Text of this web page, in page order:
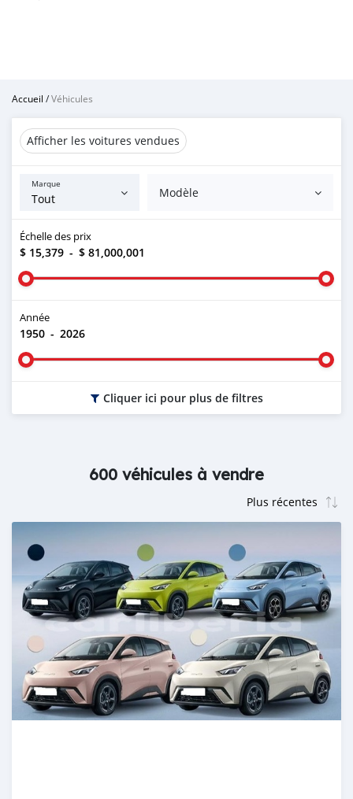
Accueil /Véhicules
Afficher les voitures vendues
Marque
Modèle
Échelle des prix
$ 15,379 - $ 81,000,001
Année
1950 - 2026
Cliquer ici pour plus de filtres
600 véhicules à vendre